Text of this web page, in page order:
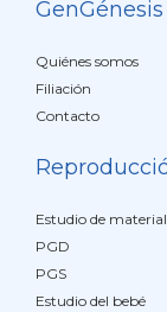
GenGénesis
Quiénes somos
Filiación
Contacto
Estudio de
PGD
PGS
Estudio del bebé